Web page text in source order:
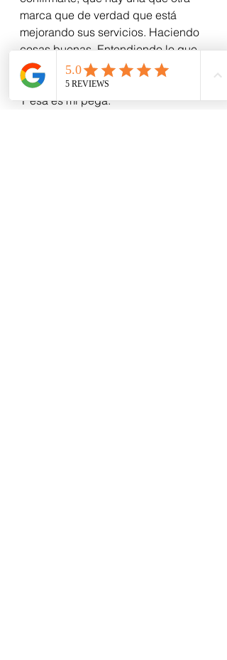
marca que de verdad que está
mejorando sus servicios. Haciendo
cosas buenas. Entendiendo lo que
quieres. Convirtiendo su
comunicación en algo que te llegue.
Y esa es mi pega.